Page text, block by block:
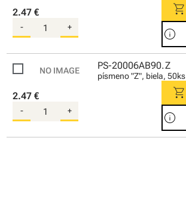
2.47 €
- +
shopping_cart
info
PS-20006AB90.Z
písmeno "Z", biela, 50ks
2.47 €
- +
shopping_cart
info